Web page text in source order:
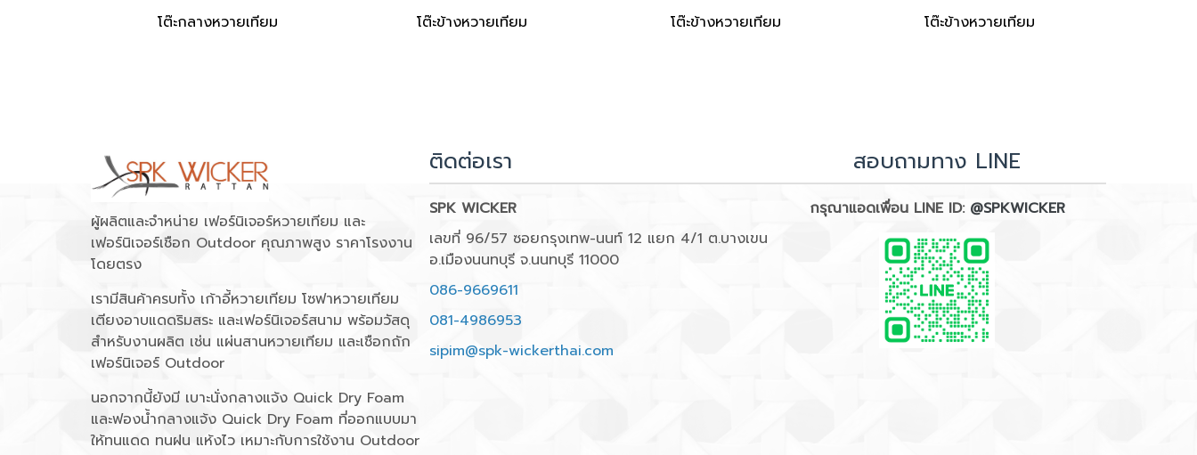
โต๊ะกลางหวายเทียม โต๊ะข้างหวายเทียม โต๊ะข้างหวายเทียม โต๊ะข้างหวายเทียม
ผู้ผลิตและจำหน่าย เฟอร์นิเจอร์หวายเทียม และ
เฟอร์นิเจอร์เชือก Outdoor คุณภาพสูง ราคาโรงงาน
โดยตรง
เรามีสินค้าครบทั้ง เก้าอี้หวายเทียม โซฟาหวายเทียม
เตียงอาบแดดริมสระ และเฟอร์นิเจอร์สนาม พร้อมวัสดุ
สำหรับงานผลิต เช่น แผ่นสานหวายเทียม และเชือกถัก
เฟอร์นิเจอร์ Outdoor
นอกจากนี้ยังมี เบาะนั่งกลางแจ้ง Quick Dry Foam
และฟองน้ำกลางแจ้ง Quick Dry Foam ที่ออกแบบมา
ให้ทนแดด ทนฝน แห้งไว เหมาะกับการใช้งาน Outdoor
ติดต่อเรา
SPK WICKER
เลขที่ 96/57 ซอยกรุงเทพ-นนท์ 12 แยก 4/1 ต.บางเขน
อ.เมืองนนทบุรี จ.นนทบุรี 11000
086-9669611
081-4986953
sipim@spk-wickerthai.com
สอบถามทาง LINE
กรุณาแอดเพื่อน LINE ID: @SPKWICKER